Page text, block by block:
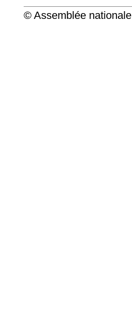
© Assemblée nationale